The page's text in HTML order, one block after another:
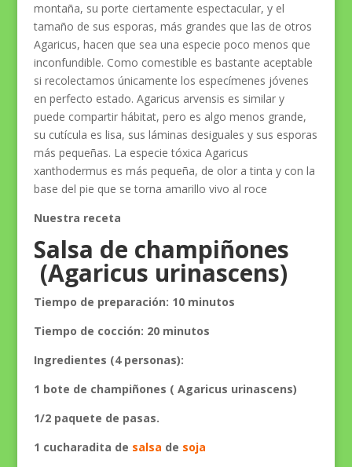
montaña, su porte ciertamente espectacular, y el
tamaño de sus esporas, más grandes que las de otros
Agaricus, hacen que sea una especie poco menos que
inconfundible. Como comestible es bastante aceptable
si recolectamos únicamente los especímenes jóvenes
en perfecto estado. Agaricus arvensis es similar y
puede compartir hábitat, pero es algo menos grande,
su cutícula es lisa, sus láminas desiguales y sus esporas
más pequeñas. La especie tóxica Agaricus
xanthodermus es más pequeña, de olor a tinta y con la
base del pie que se torna amarillo vivo al roce
Nuestra receta
Salsa de champiñones
(Agaricus urinascens)
Tiempo de preparación: 10 minutos
Tiempo de cocción: 20 minutos
Ingredientes (4 personas):
1 bote de champiñones ( Agaricus urinascens)
1/2 paquete de pasas.
1 cucharadita de salsa de soja